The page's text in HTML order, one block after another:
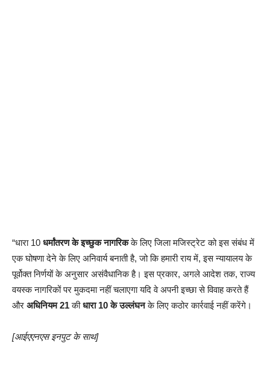
“धारा 10 धर्मांतरण के इच्छुक नागरिकके लिए जिला मजिस्ट्रेट को इस संबंध में
एक घोषणा देने के लिए अनिवार्य बनाती है, जो कि हमारी राय में, इस न्यायालय के
पूर्वोक्त निर्णयों के अनुसार असंवैधानिक है। इस प्रकार, अगले आदेश तक, राज्य
वयस्क नागरिकों पर मुकदमा नहीं चलाएगा यदि वे अपनी इच्छा से विवाह करते हैं
और अधिनियम 21कीधारा 10 के उल्लंघनके लिए कठोर कार्रवाई नहीं करेंगे।
[आईएएनएस इनपुट के साथ]